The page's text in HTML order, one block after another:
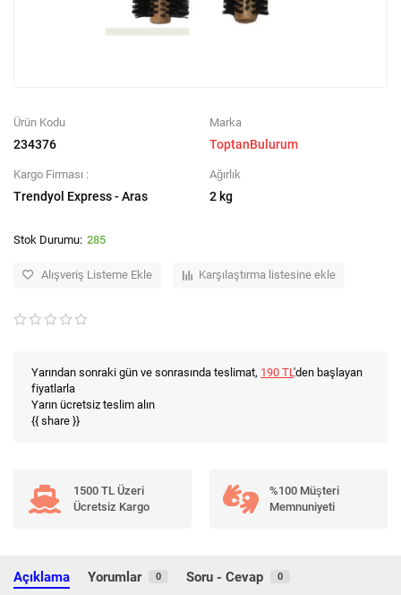
Ürün Kodu
234376
Marka
ToptanBulurum
Kargo Firması :
Trendyol Express - Aras
Ağırlık
2 kg
285
Alışveriş Listeme Ekle Karşılaştırma listesine ekle
Yarından sonraki gün ve sonrasında teslimat, 190 TL'den başlayan
fiyatlarla
Yarın ücretsiz teslim alın
{{ share }}
1500 TL Üzeri
Ücretsiz Kargo
%100 Müşteri
Memnuniyeti
Açıklama Yorumlar 0 Soru - Cevap 0